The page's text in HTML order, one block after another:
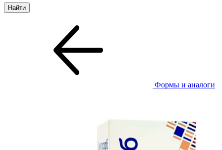
Формы и аналоги